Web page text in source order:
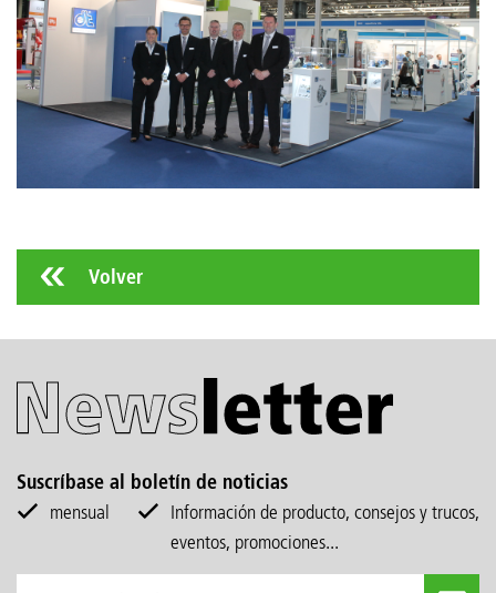
Volver
Suscríbase al boletín de noticias
mensual
Información de producto, consejos y trucos,
eventos, promociones...